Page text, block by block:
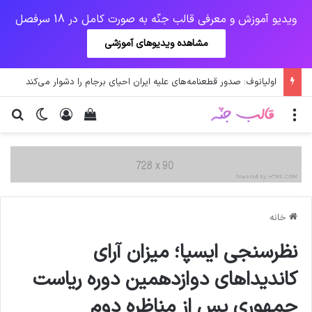
ویدیو آموزش و معرفی قالب جنّه به صورت کامل در 18 سرفصل
مشاهده ویدیوهای آموزشی
فال روز پنج شنبه 14 اسفند 1399
تغییر ورود
دیدن سبد خرید منو
خانه
نظرسنجی ایسپا؛ میزان آرای
کاندیداهای دوازدهمین دوره ریاست